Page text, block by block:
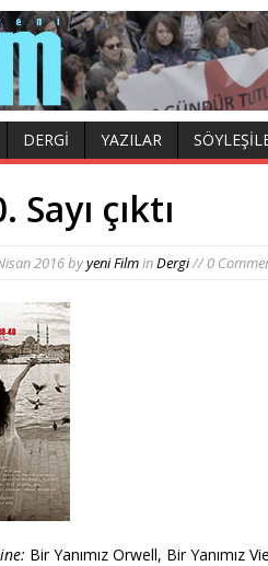
DERGI YAZILAR
Sayı çıktı
2016byyeni FilminDergi// 0
Bir Yanımız Orwell, Bir Yanımız